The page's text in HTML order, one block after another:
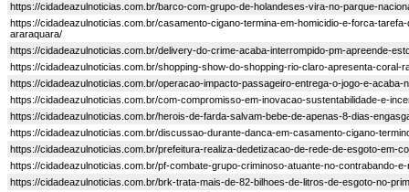
https://cidadeazulnoticias.com.br/barco-com-grupo-de-holandeses-vira-no-parque-
https://cidadeazulnoticias.com.br/casamento-cigano-termina-em-homicidio-e-forca-
araraquara/
https://cidadeazulnoticias.com.br/delivery-do-crime-acaba-interrompido-pm-apreende-
https://cidadeazulnoticias.com.br/shopping-show-do-shopping-rio-claro-apresenta-
https://cidadeazulnoticias.com.br/operacao-impacto-passageiro-entrega-o-jogo-e-acaba-
https://cidadeazulnoticias.com.br/com-compromisso-em-inovacao-sustentabilidade-e-
https://cidadeazulnoticias.com.br/herois-de-farda-salvam-bebe-de-apenas-8-dias-
https://cidadeazulnoticias.com.br/discussao-durante-danca-em-casamento-cigano-
https://cidadeazulnoticias.com.br/prefeitura-realiza-dedetizacao-de-rede-de-esgoto-em-
https://cidadeazulnoticias.com.br/pf-combate-grupo-criminoso-atuante-no-contrabando-
https://cidadeazulnoticias.com.br/brk-trata-mais-de-82-bilhoes-de-litros-de-esgoto-no-